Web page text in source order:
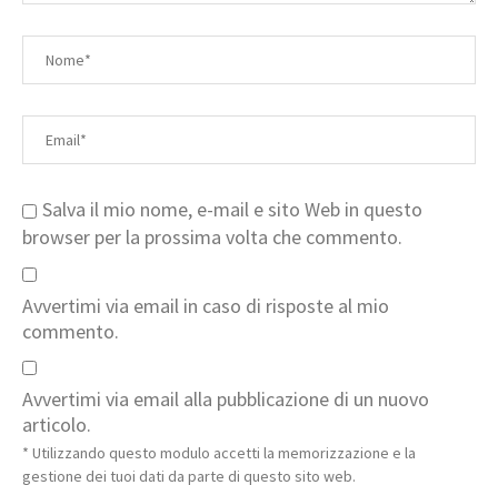
Salva il mio nome, e-mail e sito Web in questo
browser per la prossima volta che commento.
Avvertimi via email in caso di risposte al mio
commento.
Avvertimi via email alla pubblicazione di un nuovo
articolo.
* Utilizzando questo modulo accetti la memorizzazione e la
gestione dei tuoi dati da parte di questo sito web.